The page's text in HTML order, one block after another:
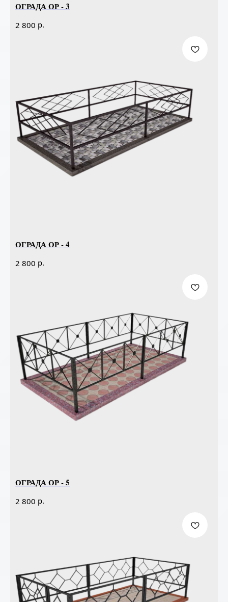
ОГРАДА ОР - 3
2 800 р.
ОГРАДА ОР - 4
2 800 р.
ОГРАДА ОР - 5
2 800 р.